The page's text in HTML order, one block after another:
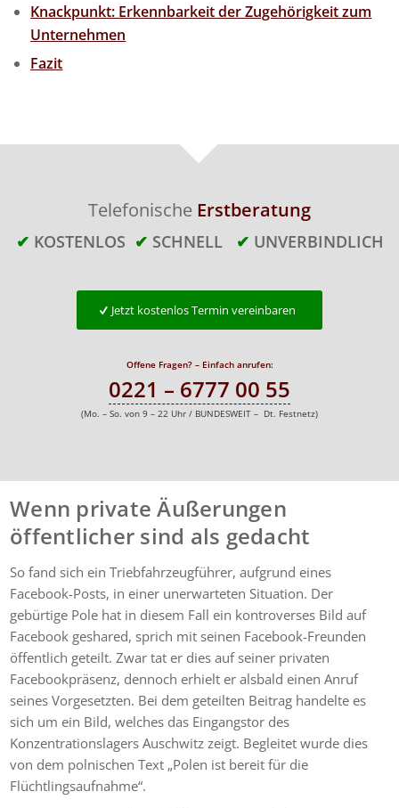
Knackpunkt: Erkennbarkeit der Zugehörigkeit zum
Unternehmen
Fazit
Telefonische Erstberatung
✔ KOSTENLOS ✔ SCHNELL ✔ UNVERBINDLICH
Jetzt kostenlos Termin vereinbaren
Offene Fragen? – Einfach anrufen:
0221 – 6777 00 55
(Mo. – So. von 9 – 22 Uhr / BUNDESWEIT – Dt. Festnetz)
Wenn private Äußerungen
öffentlicher sind als gedacht
So fand sich ein Triebfahrzeugführer, aufgrund eines
Facebook-Posts, in einer unerwarteten Situation. Der
gebürtige Pole hat in diesem Fall ein kontroverses Bild auf
Facebook geshared, sprich mit seinen Facebook-Freunden
öffentlich geteilt. Zwar tat er dies auf seiner privaten
Facebookpräsenz, dennoch erhielt er alsbald einen Anruf
seines Vorgesetzten. Bei dem geteilten Beitrag handelte es
sich um ein Bild, welches das Eingangstor des
Konzentrationslagers Auschwitz zeigt. Begleitet wurde dies
von dem polnischen Text „Polen ist bereit für die
Flüchtlingsaufnahme“.